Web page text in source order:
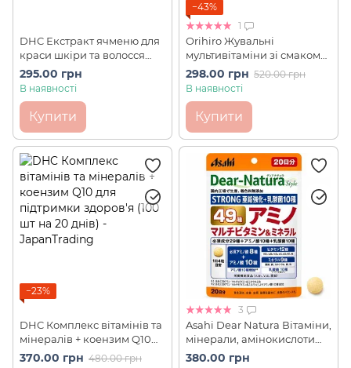
DHC Екстракт ячменю для
краси шкіри та волосся
Pearl barley extract 20шт на
20 днів
295.00 грн
В наявності
Купити
−43%
1
Orihiro Жувальні
мультивітаміни зі смаком
грейпфрута 120 шт на 30
днів
298.00 грн 520.00 грн
В наявності
Купити
−23%
DHC Комплекс вітамінів та
мінералів + коензим Q10
для підтримки здоров'я
370.00 грн 480.00 грн
3
Asahi Dear Natura Вітаміни,
мінерали, амінокислоти
(49 компонентів) BEST (80
380.00 грн